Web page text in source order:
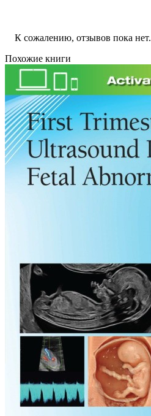
К сожалению, отзывов пока нет.
Похожие книги